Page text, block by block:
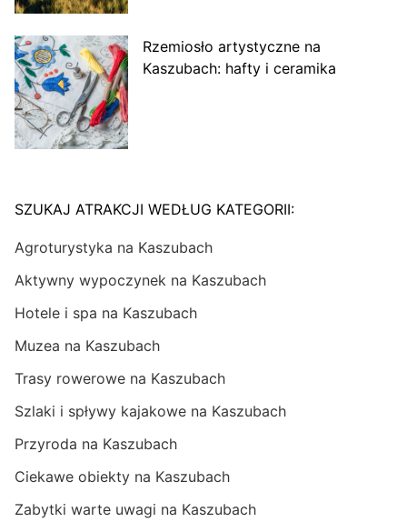
Rzemiosło artystyczne na
Kaszubach: hafty i ceramika
SZUKAJ ATRAKCJI WEDŁUG KATEGORII:
Agroturystyka na Kaszubach
Aktywny wypoczynek na Kaszubach
Hotele i spa na Kaszubach
Muzea na Kaszubach
Trasy rowerowe na Kaszubach
Szlaki i spływy kajakowe na Kaszubach
Przyroda na Kaszubach
Ciekawe obiekty na Kaszubach
Zabytki warte uwagi na Kaszubach